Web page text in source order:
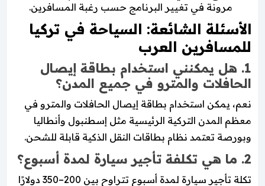
مرونة في تغيير البرنامج حسب رغبة المسافرين.
الأسئلة الشائعة: السياحة في تركيا
للمسافرين العرب
1. هل يمكنني استخدام بطاقة إيصال
الحافلات والمترو في جميع المدن؟
نعم، يمكن استخدام بطاقة إيصال الحافلات والمترو في
معظم المدن التركية الرئيسية مثل إسطنبول وأنطاليا
وبورصة تعتمد نظام بطاقات النقل الذكية قابلة للشحن.
2. ما هي تكلفة تأجير سيارة لمدة أسبوع؟
تكلة تأجير سيارة لمدة أسبوع تتراوح بين 200–350 دولارًا